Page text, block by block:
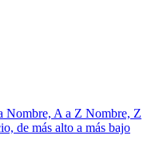
Nombre, A a Z Nombre, Z
de más alto a más bajo